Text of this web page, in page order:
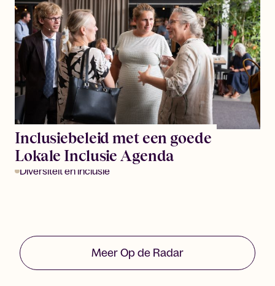
Inclusiebeleid met een goede
Lokale Inclusie Agenda
Diversiteit en inclusie
Meer Op de Radar